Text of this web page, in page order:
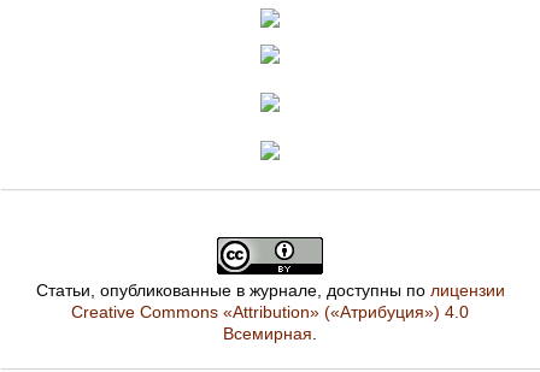
Статьи, опубликованные в журнале, доступны по лицензии
Creative Commons «Attribution» («Атрибуция») 4.0
Всемирная